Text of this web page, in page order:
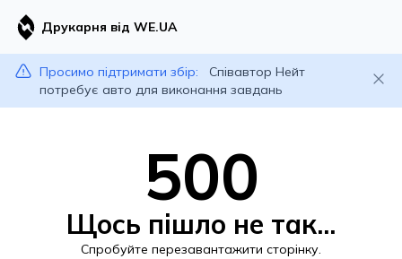
Друкарня від WE.UA
Просимо підтримати збір:
Співавтор Нейт
потребує авто для виконання завдань
500
Щось пішло не так...
Спробуйте перезавантажити сторінку.